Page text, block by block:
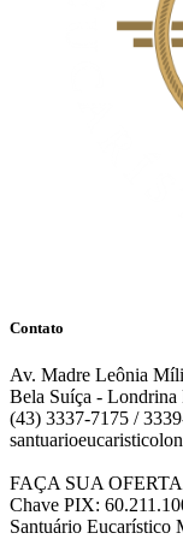
Contato
Av. Madre Leônia
Bela Suíça - Londrina
(43) 3337-7175 /
FAÇA SUA
Chave PIX:
Santuário Eucarístico